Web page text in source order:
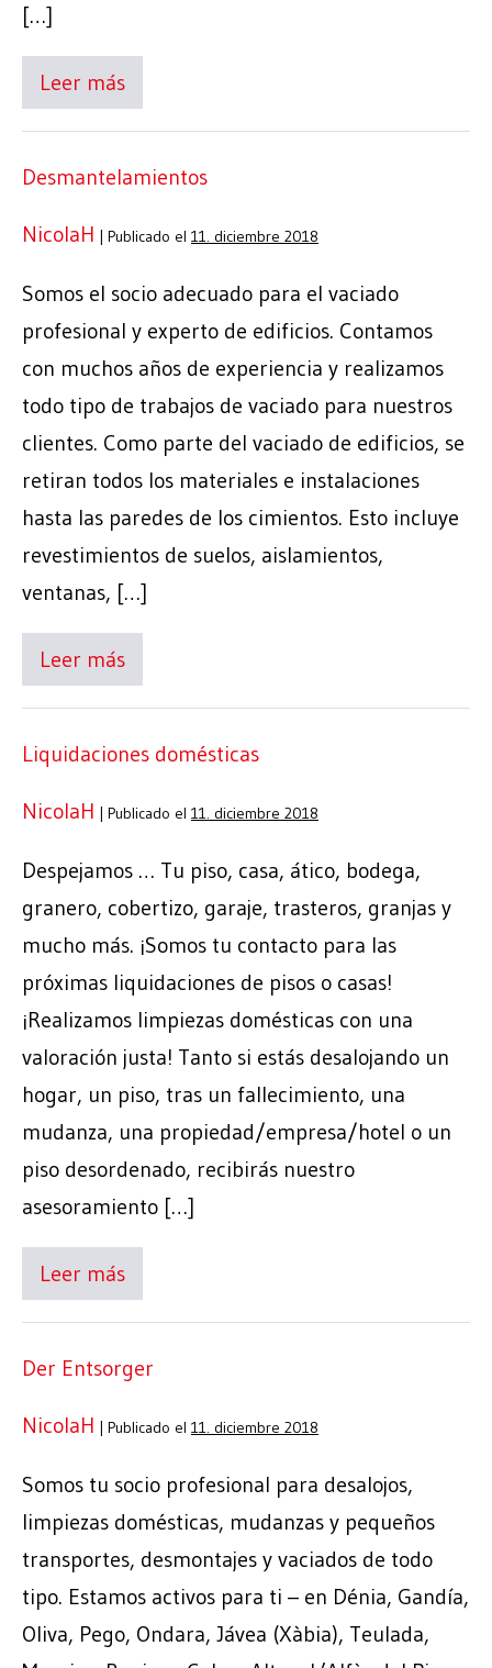
[…]
Leer más
Desmantelamientos
NicolaH | Publicado el 11. diciembre 2018
Somos el socio adecuado para el vaciado
profesional y experto de edificios. Contamos
con muchos años de experiencia y realizamos
todo tipo de trabajos de vaciado para nuestros
clientes. Como parte del vaciado de edificios, se
retiran todos los materiales e instalaciones
hasta las paredes de los cimientos. Esto incluye
revestimientos de suelos, aislamientos,
ventanas, […]
Leer más
Liquidaciones domésticas
NicolaH | Publicado el 11. diciembre 2018
Despejamos … Tu piso, casa, ático, bodega,
granero, cobertizo, garaje, trasteros, granjas y
mucho más. ¡Somos tu contacto para las
próximas liquidaciones de pisos o casas!
¡Realizamos limpiezas domésticas con una
valoración justa! Tanto si estás desalojando un
hogar, un piso, tras un fallecimiento, una
mudanza, una propiedad/empresa/hotel o un
piso desordenado, recibirás nuestro
asesoramiento […]
Leer más
Der Entsorger
NicolaH | Publicado el 11. diciembre 2018
Somos tu socio profesional para desalojos,
limpiezas domésticas, mudanzas y pequeños
transportes, desmontajes y vaciados de todo
tipo. Estamos activos para ti – en Dénia, Gandía,
Oliva, Pego, Ondara, Jávea (Xàbia), Teulada,